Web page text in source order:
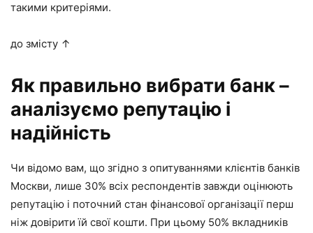
такими критеріями.
до змісту ↑
Як правильно вибрати банк –
аналізуємо репутацію і
надійність
Чи відомо вам, що згідно з опитуваннями клієнтів банків
Москви, лише 30% всіх респондентів завжди оцінюють
репутацію і поточний стан фінансової організації перш
ніж довірити їй свої кошти. При цьому 50% вкладників